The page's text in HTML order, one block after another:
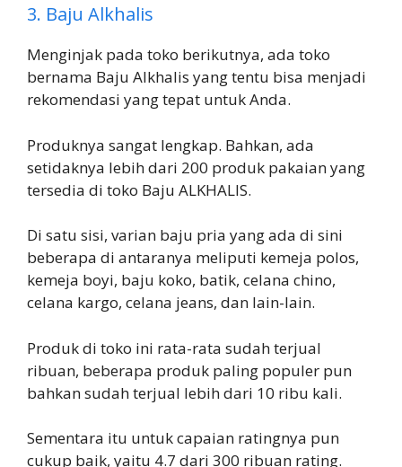
3. Baju Alkhalis
Menginjak pada toko berikutnya, ada toko
bernama Baju Alkhalis yang tentu bisa menjadi
rekomendasi yang tepat untuk Anda.
Produknya sangat lengkap. Bahkan, ada
setidaknya lebih dari 200 produk pakaian yang
tersedia di toko Baju ALKHALIS.
Di satu sisi, varian baju pria yang ada di sini
beberapa di antaranya meliputi kemeja polos,
kemeja boyi, baju koko, batik, celana chino,
celana kargo, celana jeans, dan lain-lain.
Produk di toko ini rata-rata sudah terjual
ribuan, beberapa produk paling populer pun
bahkan sudah terjual lebih dari 10 ribu kali.
Sementara itu untuk capaian ratingnya pun
cukup baik, yaitu 4.7 dari 300 ribuan rating.